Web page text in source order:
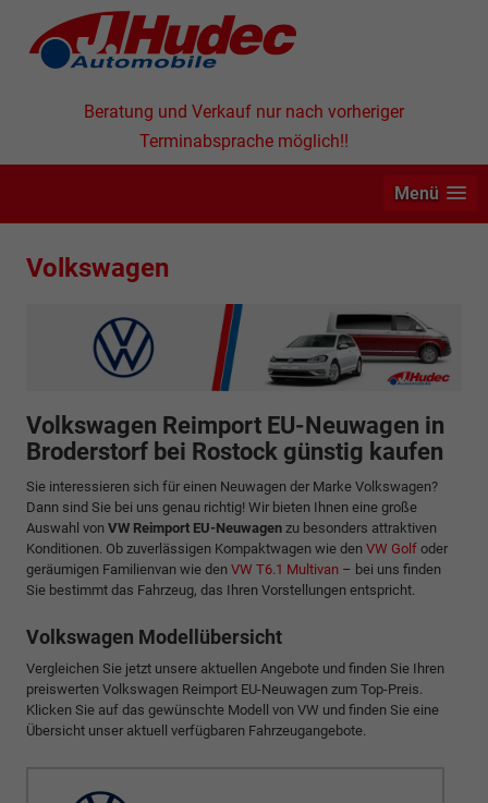
Beratung und Verkauf nur nach vorheriger
Terminabsprache möglich!!
Menü
Volkswagen
Volkswagen Reimport EU-Neuwagen in
Broderstorf bei Rostock günstig kaufen
Sie interessieren sich für einen Neuwagen der Marke Volkswagen?
Dann sind Sie bei uns genau richtig! Wir bieten Ihnen eine große
Auswahl von VW Reimport EU-Neuwagen zu besonders attraktiven
Konditionen. Ob zuverlässigen Kompaktwagen wie den VW Golf oder
geräumigen Familienvan wie den VW T6.1 Multivan – bei uns finden
Sie bestimmt das Fahrzeug, das Ihren Vorstellungen entspricht.
Volkswagen Modellübersicht
Vergleichen Sie jetzt unsere aktuellen Angebote und finden Sie Ihren
preiswerten Volkswagen Reimport EU-Neuwagen zum Top-Preis.
Klicken Sie auf das gewünschte Modell von VW und finden Sie eine
Übersicht unser aktuell verfügbaren Fahrzeugangebote.